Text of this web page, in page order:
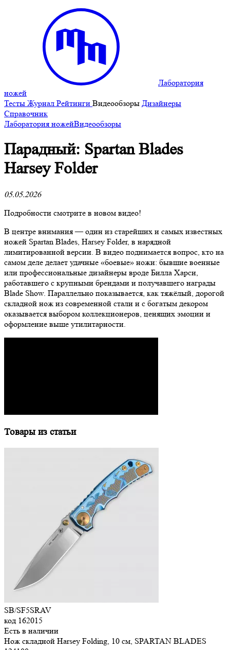
Лаборатория
ножей
Тесты Журнал Рейтинги Видеообзоры Дизайнеры
Справочник
Лаборатория ножейВидеообзоры
Парадный: Spartan Blades
Harsey Folder
05.05.2026
Подробности смотрите в новом видео!
В центре внимания — один из старейших и самых известных
ножей Spartan Blades, Harsey Folder, в нарядной
лимитированной версии. В видео поднимается вопрос, кто на
самом деле делает удачные «боевые» ножи: бывшие военные
или профессиональные дизайнеры вроде Билла Харси,
работавшего с крупными брендами и получавшего награды
Blade Show. Параллельно показывается, как тяжёлый, дорогой
складной нож из современной стали и с богатым декором
оказывается выбором коллекционеров, ценящих эмоции и
оформление выше утилитарности.
Товары из статьи
SB/SF5SRAV
код 162015
Есть в наличии
Нож складной Harsey Folding, 10 см, SPARTAN BLADES